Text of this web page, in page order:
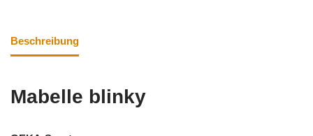
Beschreibung
Mabelle blinky